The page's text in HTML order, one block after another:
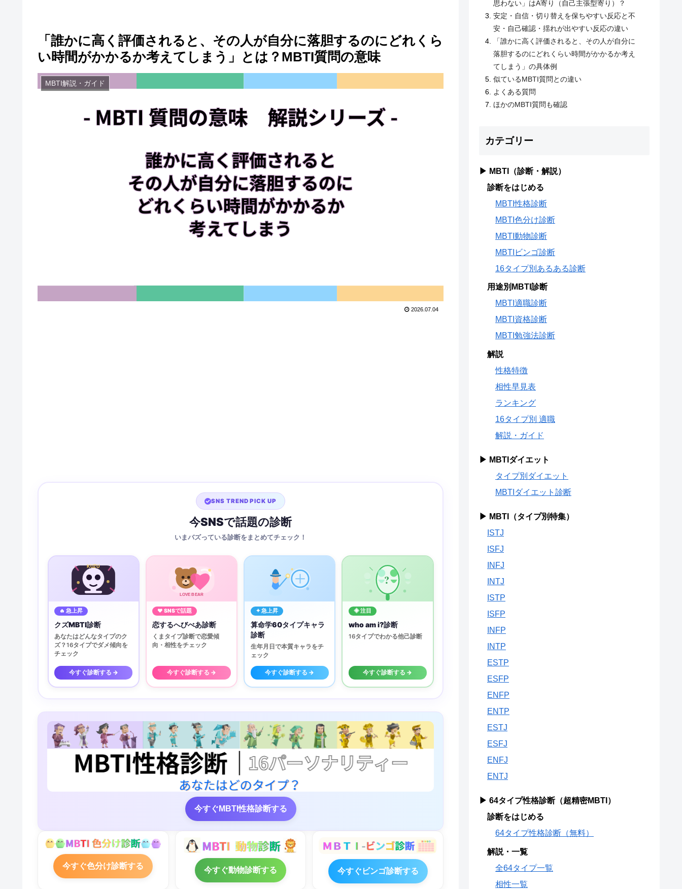
「誰かに高く評価されると、その人が自分に落胆するのにどれくら
い時間がかかるか考えてしまう」とは？MBTI質問の意味
MBTI解説・ガイド
2026.07.04
SNS TREND PICK UP
今SNSで話題の診断
いまバズっている診断をまとめてチェック！
KUZU
🔥 急上昇
クズMBTI診断
あなたはどんなタイプのク
ズ？16タイプでダメ傾向を
チェック
今すぐ診断する →
LOVE BEAR
♥ SNSで話題
恋するへびべあ診断
くまタイプ診断で恋愛傾
向・相性をチェック
今すぐ診断する →
✦ 急上昇
算命学60タイプキャラ
診断
生年月日で本質キャラをチ
ェック
今すぐ診断する →
?
◈ 注目
who am i?診断
16タイプでわかる他己診断
今すぐ診断する →
今すぐMBTI性格診断する
今すぐ色分け診断する 今すぐ動物診断する 今すぐビンゴ診断する
思わない」はA寄り（自己主張型寄り）？
安定・自信・切り替えを保ちやすい反応と不
安・自己確認・揺れが出やすい反応の違い
「誰かに高く評価されると、その人が自分に
落胆するのにどれくらい時間がかかるか考え
てしまう」の具体例
似ているMBTI質問との違い
よくある質問
ほかのMBTI質問も確認
カテゴリー
▶ MBTI（診断・解説）
診断をはじめる
MBTI性格診断
MBTI色分け診断
MBTI動物診断
MBTIビンゴ診断
16タイプ別あるある診断
用途別MBTI診断
MBTI適職診断
MBTI資格診断
MBTI勉強法診断
解説
性格特徴
相性早見表
ランキング
16タイプ別 適職
解説・ガイド
▶ MBTIダイエット
タイプ別ダイエット
MBTIダイエット診断
▶ MBTI（タイプ別特集）
ISTJ
ISFJ
INFJ
INTJ
ISTP
ISFP
INFP
INTP
ESTP
ESFP
ENFP
ENTP
ESTJ
ESFJ
ENFJ
ENTJ
▶ 64タイプ性格診断（超精密MBTI）
診断をはじめる
64タイプ性格診断（無料）
解説・一覧
全64タイプ一覧
相性一覧